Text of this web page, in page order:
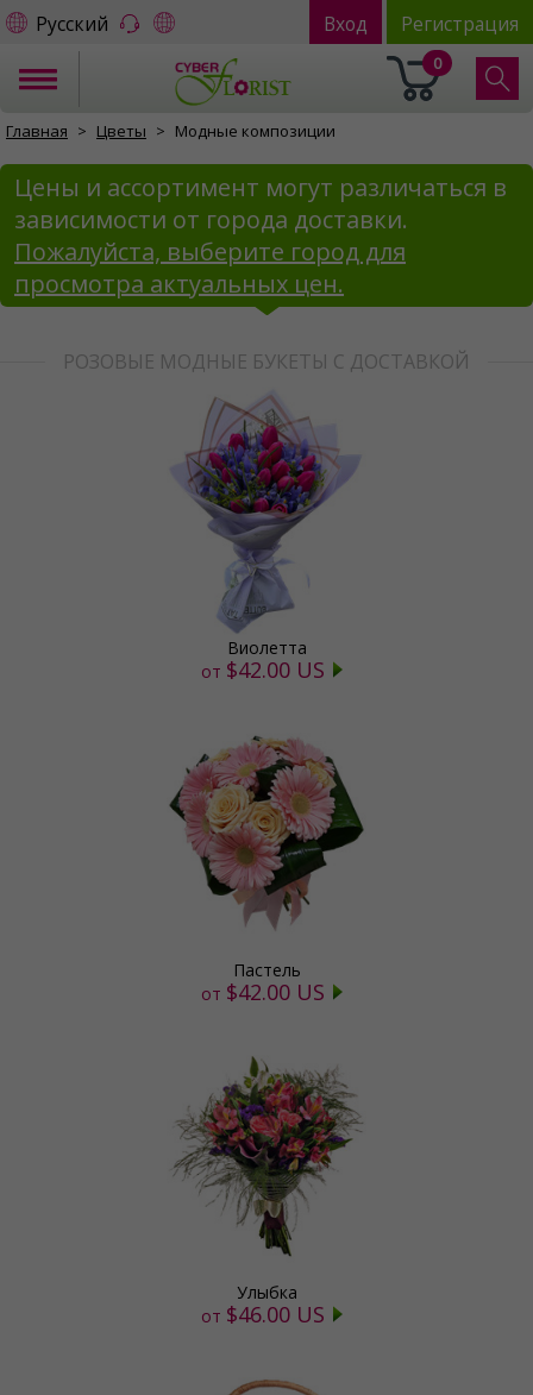
Русский Вход Регистрация
0
Главная Цветы Модные композиции
Цены и ассортимент могут различаться в
зависимости от города доставки.
Пожалуйста, выберите город для
просмотра актуальных цен.
РОЗОВЫЕ МОДНЫЕ БУКЕТЫ С ДОСТАВКОЙ
Виолетта
от $42.00 US
Пастель
от $42.00 US
Улыбка
от $46.00 US